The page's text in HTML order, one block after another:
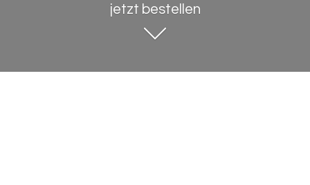
jetzt bestellen